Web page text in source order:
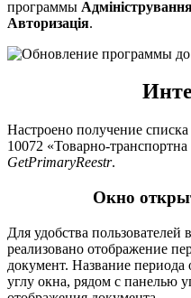
программы
Авторизація.
Настроено получение
10072 «Товарно-
GetPrimaryReestr.
Окно
Для удобства пользователей
реализовано отображение
документ. Название
углу окна, рядом с панелью